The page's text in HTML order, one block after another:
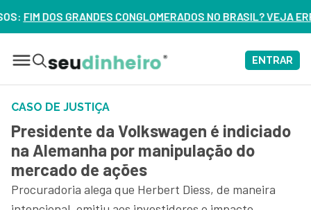
NO BRASIL? VEJA ERROS DE 3 DELES – ASSISTA
ENTRAR
CASO DE JUSTIÇA
Presidente da Volkswagen é indiciado
na Alemanha por manipulação do
mercado de ações
Procuradoria alega que Herbert Diess, de maneira